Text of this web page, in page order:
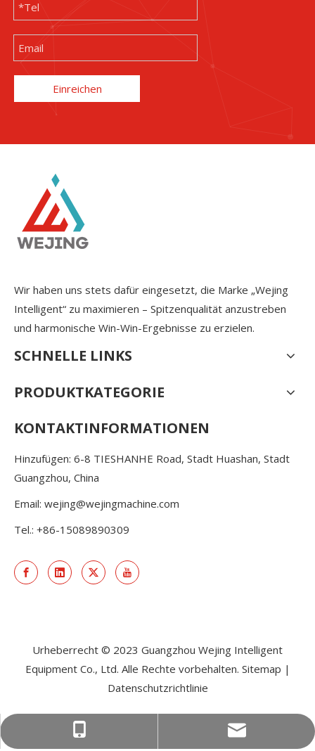
Einreichen
Wir haben uns stets dafür eingesetzt, die Marke „Wejing
Intelligent“ zu maximieren – Spitzenqualität anzustreben
und harmonische Win-Win-Ergebnisse zu erzielen.
SCHNELLE LINKS
PRODUKTKATEGORIE
KONTAKTINFORMATIONEN
Hinzufügen: 6-8 TIESHANHE Road, Stadt Huashan, Stadt
Guangzhou, China
Email: wejing@wejingmachine.com
Tel.: +86-15089890309
Urheberrecht © 2023 Guangzhou Wejing Intelligent
Equipment Co., Ltd. Alle Rechte vorbehalten. Sitemap |
Datenschutzrichtlinie